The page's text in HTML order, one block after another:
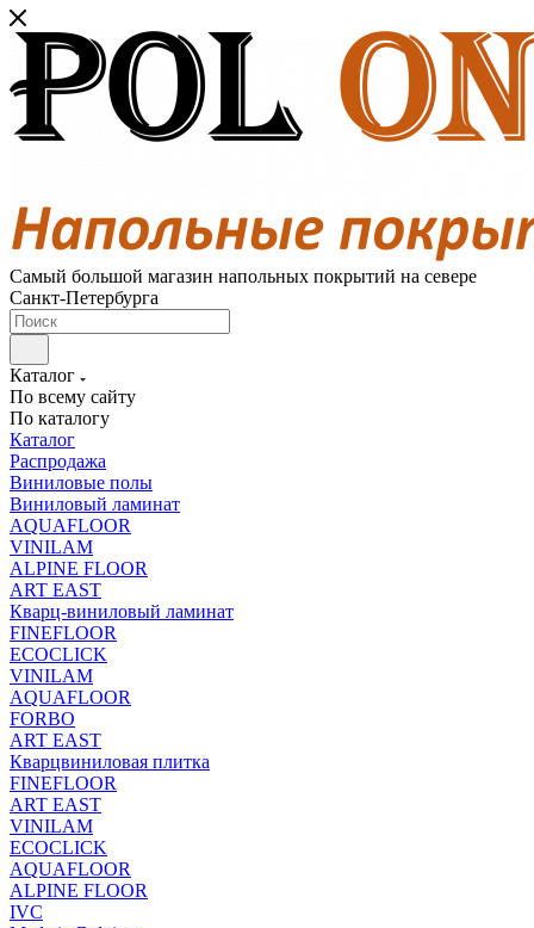
Самый большой магазин напольных покрытий на севере
Санкт-Петербурга
Каталог
По всему сайту
По каталогу
Каталог
Распродажа
Виниловые полы
Виниловый ламинат
AQUAFLOOR
VINILAM
ALPINE FLOOR
ART EAST
Кварц-виниловый ламинат
FINEFLOOR
ECOCLICK
VINILAM
AQUAFLOOR
FORBO
ART EAST
Кварцвиниловая плитка
FINEFLOOR
ART EAST
VINILAM
ECOCLICK
AQUAFLOOR
ALPINE FLOOR
IVC